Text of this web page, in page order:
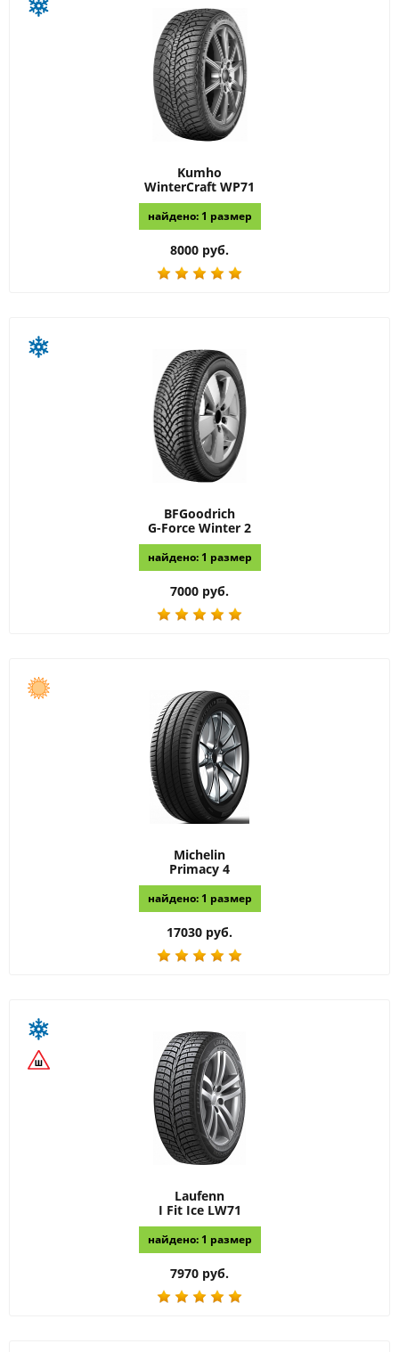
Kumho
WinterCraft WP71
найдено: 1 размер
8000 руб.
BFGoodrich
G-Force Winter 2
найдено: 1 размер
7000 руб.
Michelin
Primacy 4
найдено: 1 размер
17030 руб.
Laufenn
I Fit Ice LW71
найдено: 1 размер
7970 руб.